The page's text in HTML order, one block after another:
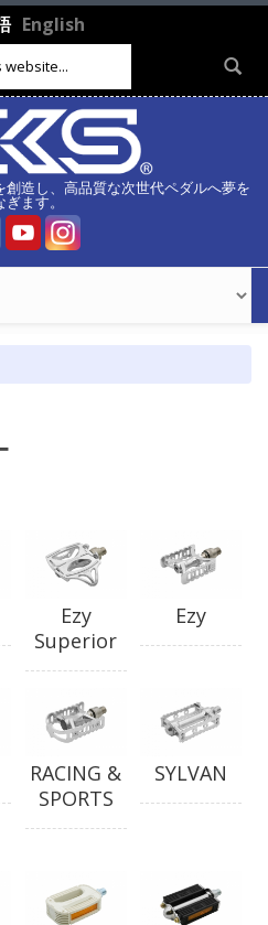
English
造し、高品質な次世代ペダルへ夢を
ます。
Ezy
Superior
Ezy
RACING &
SPORTS
SYLVAN